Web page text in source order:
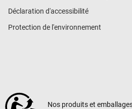
Déclaration d'accessibilité
Protection de l'environnement
Nos produits et